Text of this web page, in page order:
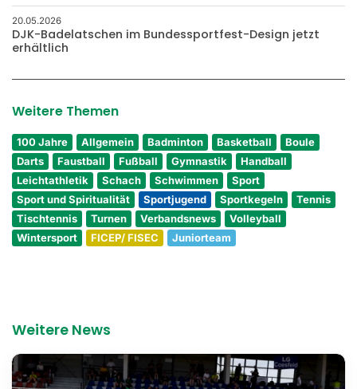
20.05.2026
DJK-Badelatschen im Bundessportfest-Design jetzt
erhältlich
Weitere Themen
100 Jahre Allgemein Badminton Basketball
Boule
Darts
Faustball Fußball Gymnastik
Handball
Leichtathletik
Schach Schwimmen
Sport
Sport und Spiritualität
Sportjugend Sportkegeln
Tennis
Tischtennis
Turnen Verbandsnews
Volleyball
Wintersport
FICEP/ FISEC Juniorteam
Weitere News